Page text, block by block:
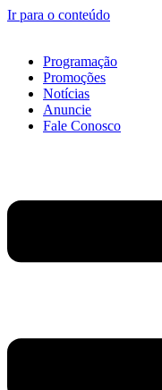
Ir para o conteúdo
Programação
Promoções
Notícias
Anuncie
Fale Conosco